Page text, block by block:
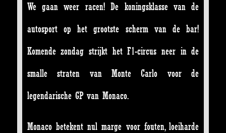
We gaan weer racen! De koningsklasse van de
autosport op het grootste scherm van de bar!
Komende zondag strijkt het F1-circus neer in de
smalle straten van Monte Carlo voor de
legendarische GP van Monaco.
Monaco betekent nul marge voor fouten, loeiharde